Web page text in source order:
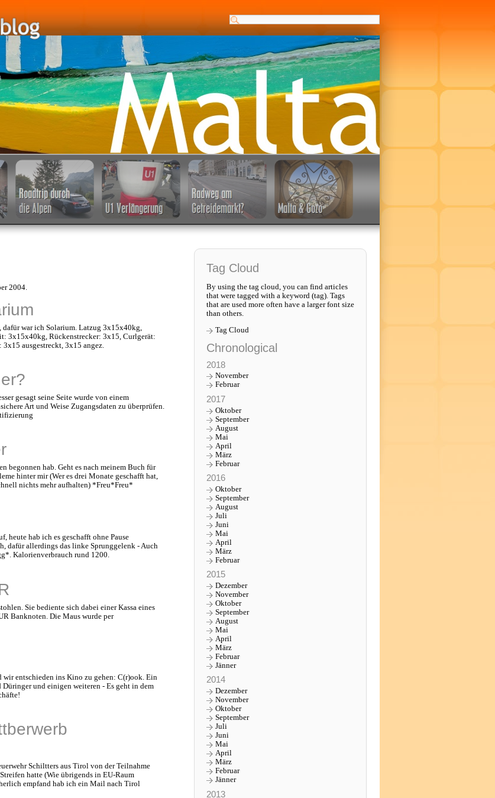
2004.
dafür war ich Solarium. Latzug 3x15x40kg,
3x15x40kg, Rückenstrecker: 3x15, Curlgerät:
ausgestreckt, 3x15 angez.
gesagt seine Seite wurde von einem
Art und Weise Zugangsdaten zu überprüfen.
begonnen hab. Geht es nach meinem Buch für
hinter mir (Wer es drei Monate geschafft hat,
nichts mehr aufhalten) *Freu*Freu*
heute hab ich es geschafft ohne Pause
dafür allerdings das linke Sprunggelenk - Auch
Kalorienverbrauch rund 1200.
Sie bediente sich dabei einer Kassa eines
Banknoten. Die Maus wurde per
entschieden ins Kino zu gehen: C(r)ook. Ein
und einigen weiteren - Es geht in dem
Schiltters aus Tirol von der Teilnahme
hatte (Wie übrigends in EU-Raum
empfand hab ich ein Mail nach Tirol
Tag Cloud
By using the tag cloud, you can find articles
that were tagged with a keyword (tag). Tags
that are used more often have a larger font size
than others.
Tag Cloud
Chronological
2018
November
Februar
2017
Oktober
September
August
Mai
April
März
Februar
2016
Oktober
September
August
Juli
Juni
Mai
April
März
Februar
2015
Dezember
November
Oktober
September
August
Mai
April
März
Februar
Jänner
2014
Dezember
November
Oktober
September
Juli
Juni
Mai
April
März
Februar
Jänner
2013